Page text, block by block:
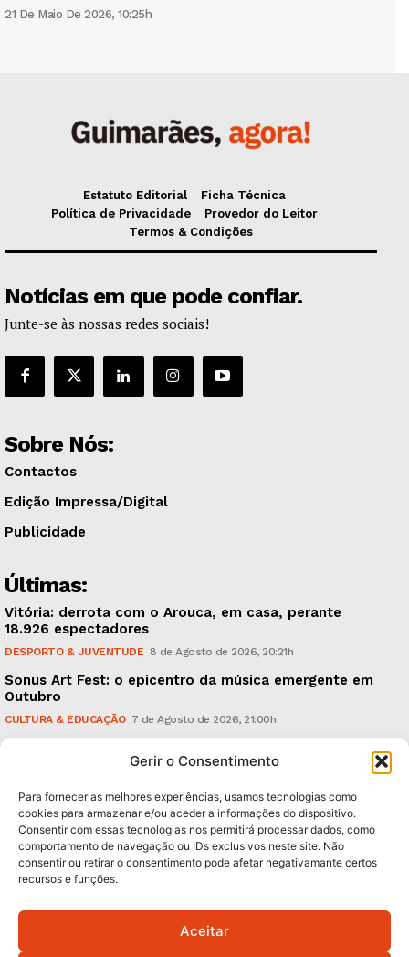
Gerir o Consentimento
Para fornecer as melhores experiências, usamos tecnologias como
cookies para armazenar e/ou aceder a informações do dispositivo.
Consentir com essas tecnologias nos permitirá processar dados, como
comportamento de navegação ou IDs exclusivos neste site. Não
consentir ou retirar o consentimento pode afetar negativamante certos
recursos e funções.
Aceitar
21 De Maio De 2026, 10:25h
Estatuto Editorial
Ficha Técnica
Política de Privacidade
Provedor do Leitor
Termos & Condições
Notícias em que pode confiar.
Junte-se às nossas redes sociais!
Sobre Nós:
Contactos
Edição Impressa/Digital
Publicidade
Últimas:
Vitória: derrota com o Arouca, em casa, perante
18.926 espectadores
DESPORTO & JUVENTUDE 8 de Agosto de 2026, 20:21h
Sonus Art Fest: o epicentro da música emergente em
Outubro
CULTURA & EDUCAÇÃO 7 de Agosto de 2026, 21:00h
Subscreva Newsletter:
QUERO ADERIR